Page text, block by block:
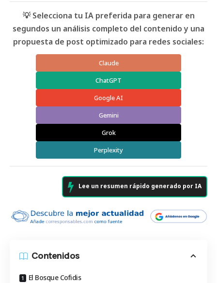
💡 Selecciona tu IA preferida para generar en
segundos un análisis completo del contenido y una
propuesta de post optimizado para redes sociales:
Claude
ChatGPT
Google AI
Gemini
Grok
Perplexity
Lee un resumen rápido generado por IA
Contenidos
El Bosque Cofidis